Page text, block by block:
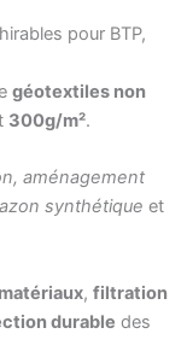
pour BTP,
géotextiles non
300g/m².
aménagement
synthétique et
, filtration
durable des